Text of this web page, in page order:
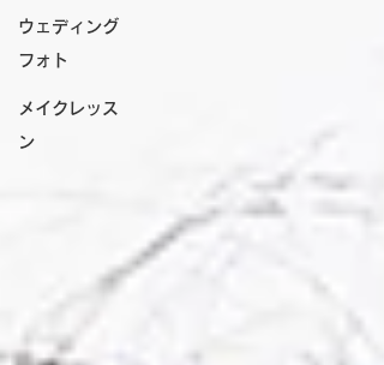
ウェディング
フォト
メイクレッス
ン